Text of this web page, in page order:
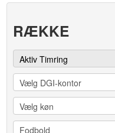
RÆKKE
Aktiv Timring